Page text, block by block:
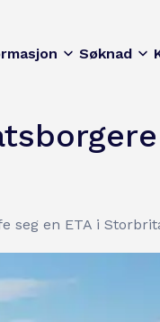
Søknad
seg en ETA i